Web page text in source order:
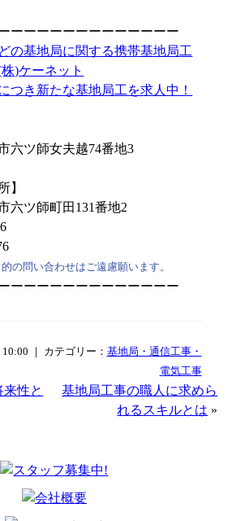
ーーーーーーーーーーーーー
の基地局に関する携帯基地局工
)ケーネット
つき新たな基地局工を求人中！
六ツ師女夫越74番地3
】
六ツ師町田131番地2
の問い合わせはご遠慮願います。
ーーーーーーーーーーーーー
｜ カテゴリー： 基地局・通信工事・
電気工事
性と
基地局工事の職人に求めら
れるスキルとは »